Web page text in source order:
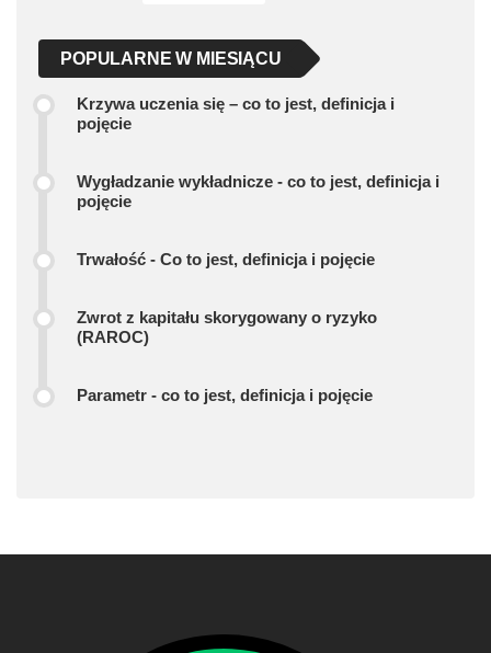
POPULARNE W MIESIĄCU
Krzywa uczenia się – co to jest, definicja i
pojęcie
Wygładzanie wykładnicze - co to jest, definicja i
pojęcie
Trwałość - Co to jest, definicja i pojęcie
Zwrot z kapitału skorygowany o ryzyko
(RAROC)
Parametr - co to jest, definicja i pojęcie